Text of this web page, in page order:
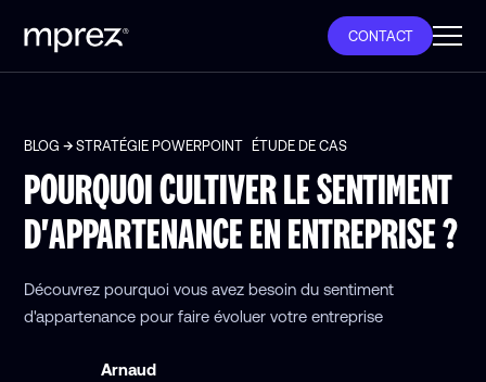
CONTACT
BLOG STRATÉGIE POWERPOINT ÉTUDE DE CAS
POURQUOI CULTIVER LE SENTIMENT
D'APPARTENANCE EN ENTREPRISE ?
Découvrez pourquoi vous avez besoin du sentiment
d'appartenance pour faire évoluer votre entreprise
Arnaud